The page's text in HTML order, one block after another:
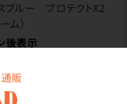
通販
ブルー プロテクトX2
ム）
後表示